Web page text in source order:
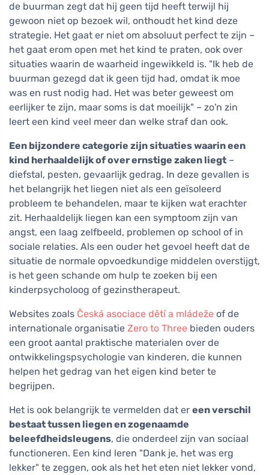
de buurman zegt dat hij geen tijd heeft terwijl hij
gewoon niet op bezoek wil, onthoudt het kind deze
strategie. Het gaat er niet om absoluut perfect te zijn –
het gaat erom open met het kind te praten, ook over
situaties waarin de waarheid ingewikkeld is. "Ik heb de
buurman gezegd dat ik geen tijd had, omdat ik moe
was en rust nodig had. Het was beter geweest om
eerlijker te zijn, maar soms is dat moeilijk" – zo'n zin
leert een kind veel meer dan welke straf dan ook.
Een bijzondere categorie zijn situaties waarin een
kind herhaaldelijk of over ernstige zaken liegt –
diefstal, pesten, gevaarlijk gedrag. In deze gevallen is
het belangrijk het liegen niet als een geïsoleerd
probleem te behandelen, maar te kijken wat erachter
zit. Herhaaldelijk liegen kan een symptoom zijn van
angst, een laag zelfbeeld, problemen op school of in
sociale relaties. Als een ouder het gevoel heeft dat de
situatie de normale opvoedkundige middelen overstijgt,
is het geen schande om hulp te zoeken bij een
kinderpsycholoog of gezinstherapeut.
Websites zoals Česká asociace dětí a mládeže of de
internationale organisatie Zero to Three bieden ouders
een groot aantal praktische materialen over de
ontwikkelingspsychologie van kinderen, die kunnen
helpen het gedrag van het eigen kind beter te
begrijpen.
Het is ook belangrijk te vermelden dat er een verschil
bestaat tussen liegen en zogenaamde
beleefdheidsleugens, die onderdeel zijn van sociaal
functioneren. Een kind leren "Dank je, het was erg
lekker" te zeggen, ook als het het eten niet lekker vond,